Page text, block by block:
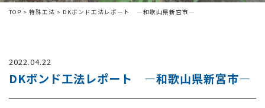
私たちについて
コンテンツ
TOP > 特殊工法 > DKボンド工法レポート ―和歌山県新宮市―
2022.04.22
DKボンド工法レポート ―和歌山県新宮市―